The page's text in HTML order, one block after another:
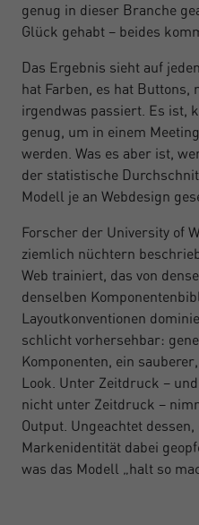
genug in dieser Branche
Glück gehabt – beides
Das Ergebnis sieht auf
hat Farben, es hat
irgendwas passiert. Es ist,
genug, um in einem
werden. Was es aber ist,
der statistische
Modell je an Webdesign
Forscher der University of
ziemlich nüchtern
Web trainiert, das von
denselben
Layoutkonventionen
schlicht vorhersehbar:
Komponenten, ein
Look. Unter Zeitdruck –
nicht unter Zeitdruck –
Output. Ungeachtet
Markenidentität dabei
was das Modell „halt so